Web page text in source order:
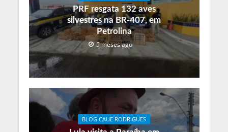
PRF resgata 132 aves
silvestres na BR-407, em
Petrolina
5 meses ago
BLOG CAUE RODRIGUES